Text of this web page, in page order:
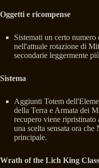
Oggetti e ricompense
Sistemati un certo
nell'attuale rotazione di
secondarie leggermente
Sistema
Aggiunti Totem
della Terra e Armata dei
recupero viene
una scelta sensata ora
principale.
Wrath of the Lich King